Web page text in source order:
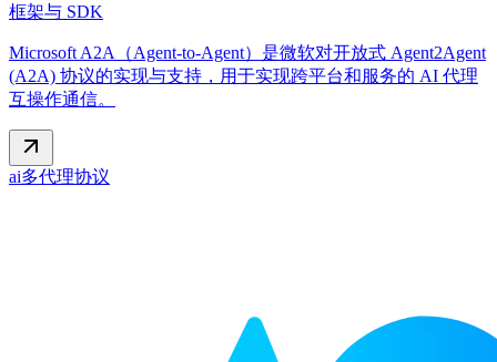
框架与 SDK
Microsoft A2A（Agent‑to‑Agent）是微软对开放式 Agent2Agent
(A2A) 协议的实现与支持，用于实现跨平台和服务的 AI 代理
互操作通信。
ai多代理协议